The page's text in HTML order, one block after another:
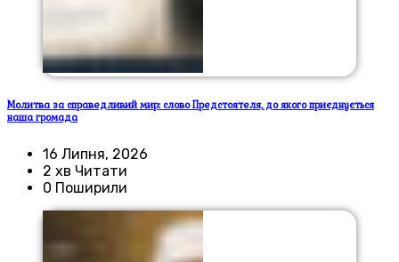
Молитва за справедливий мир: слово Предстоятеля, до якого приєднується
наша громада
16 Липня, 2026
2 хв Читати
0 Поширили